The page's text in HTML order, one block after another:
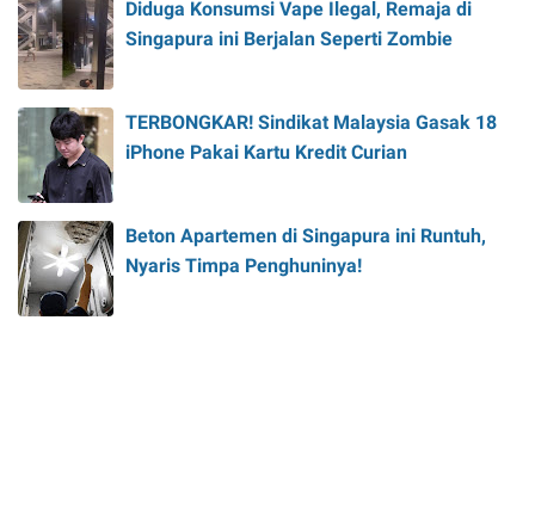
Diduga Konsumsi Vape Ilegal, Remaja di
Singapura ini Berjalan Seperti Zombie
TERBONGKAR! Sindikat Malaysia Gasak 18
iPhone Pakai Kartu Kredit Curian
Beton Apartemen di Singapura ini Runtuh,
Nyaris Timpa Penghuninya!